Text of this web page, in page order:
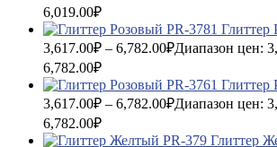
6,019.00₽
Глиттер
3,617.00₽ – 6,782.00₽Диапазон цен:
6,782.00₽
Глиттер
3,617.00₽ – 6,782.00₽Диапазон цен:
6,782.00₽
Глиттер